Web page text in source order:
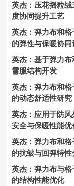
英杰：压花摇粒
度协同提升工艺
英杰：弹力布和
的弹性与保暖协同
英杰：基于弹力
雪服结构开发
英杰：弹力布和
的动态舒适性研究
英杰：应用于防
安全与保暖性能优
英杰：弹力布和
的抗皱与回弹特性
英杰：弹力布与
的结构性能优化